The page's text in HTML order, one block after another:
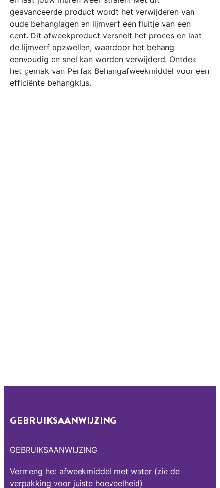
geavanceerde product wordt het verwijderen van
oude behanglagen en lijmverf een fluitje van een
cent. Dit afweekproduct versnelt het proces en laat
de lijmverf opzwellen, waardoor het behang
eenvoudig en snel kan worden verwijderd. Ontdek
het gemak van Perfax Behangafweekmiddel voor een
efficiënte behangklus.
GEBRUIKSAANWIJZING
GEBRUIKSAANWIJZING
Vermeng het afweekmiddel met water (zie de
verpakking voor juiste hoeveelheid)